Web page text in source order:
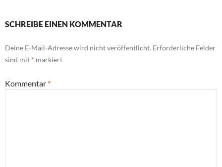
SCHREIBE EINEN KOMMENTAR
Deine E-Mail-Adresse wird nicht veröffentlicht. Erforderliche Felder
sind mit * markiert
Kommentar *